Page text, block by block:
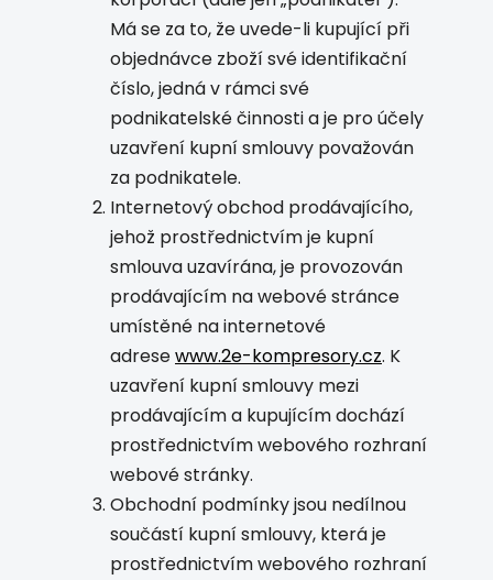
Má se za to, že uvede-li kupující při
objednávce zboží své identifikační
číslo, jedná v rámci své
podnikatelské činnosti a je pro účely
uzavření kupní smlouvy považován
za podnikatele.
Internetový obchod prodávajícího,
jehož prostřednictvím je kupní
smlouva uzavírána, je provozován
prodávajícím na webové stránce
umístěné na internetové
adresewww.2e-kompresory.cz. K
uzavření kupní smlouvy mezi
prodávajícím a kupujícím dochází
prostřednictvím webového rozhraní
webové stránky.
Obchodní podmínky jsou nedílnou
součástí kupní smlouvy, která je
prostřednictvím webového rozhraní